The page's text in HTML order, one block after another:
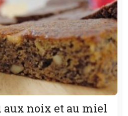
aux noix et au miel